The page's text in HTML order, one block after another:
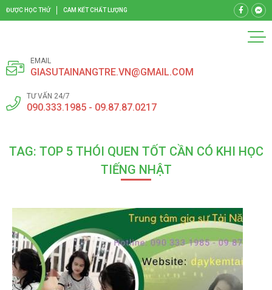
ĐƯỢC HỌC THỬ CAM KẾT CHẤT LƯỢNG
EMAIL
GIASUTAINANGTRE.VN@GMAIL.COM
TƯ VẤN 24/7
090.333.1985 - 09.87.87.0217
TAG: TOP 5 THÓI QUEN TỐT CẦN CÓ KHI HỌC
TIẾNG NHẬT